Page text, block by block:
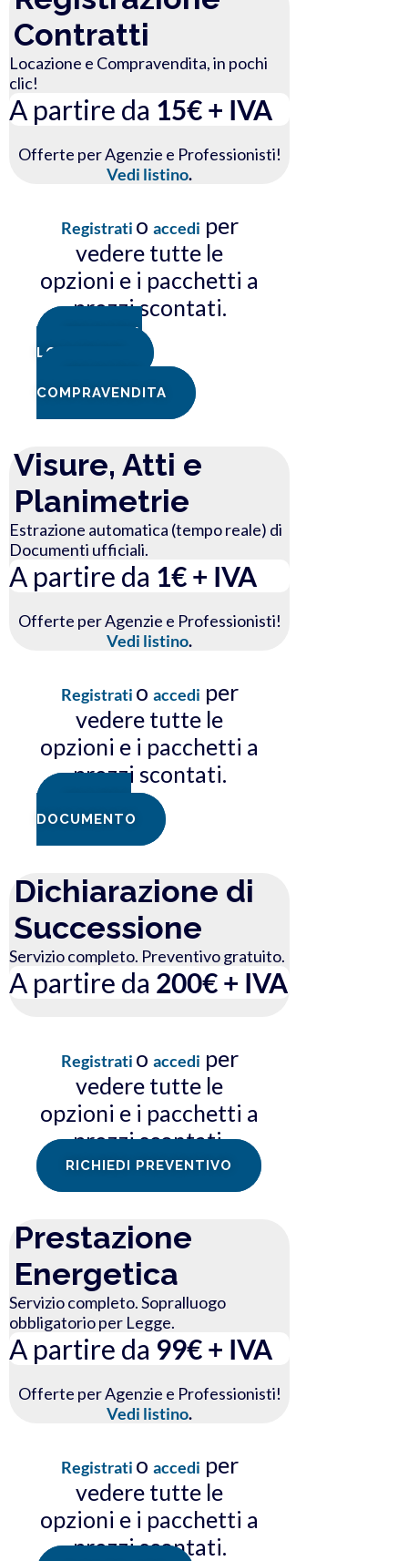
Contratti
Locazione e Compravendita, in pochi
clic!
A partire da 15€ + IVA
Offerte per Agenzie e Professionisti!
Vedi listino.
Registrati o accedi per
vedere tutte le
opzioni e i pacchetti a
prezzi scontati.
REGISTRA
LOCAZIONE
COMPRAVENDITA
Visure, Atti e
Planimetrie
Estrazione automatica (tempo reale) di
Documenti ufficiali.
A partire da 1€ + IVA
Offerte per Agenzie e Professionisti!
Vedi listino.
Registrati o accedi per
vedere tutte le
opzioni e i pacchetti a
prezzi scontati.
DOCUMENTO
Dichiarazione di
Successione
Servizio completo. Preventivo gratuito.
A partire da 200€ + IVA
Registrati o accedi per
vedere tutte le
opzioni e i pacchetti a
prezzi scontati.
RICHIEDI PREVENTIVO
Prestazione
Energetica
Servizio completo. Sopralluogo
obbligatorio per Legge.
A partire da 99€ + IVA
Offerte per Agenzie e Professionisti!
Vedi listino.
Registrati o accedi per
vedere tutte le
opzioni e i pacchetti a
prezzi scontati.